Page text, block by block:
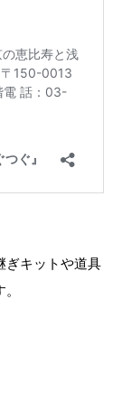
ぎキットや道具